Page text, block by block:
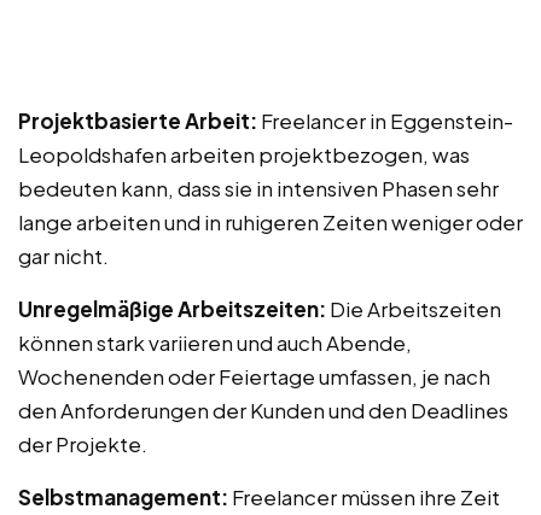
Projektbasierte Arbeit: Freelancer in Eggenstein-
Leopoldshafen arbeiten projektbezogen, was
bedeuten kann, dass sie in intensiven Phasen sehr
lange arbeiten und in ruhigeren Zeiten weniger oder
gar nicht.
Unregelmäßige Arbeitszeiten: Die Arbeitszeiten
können stark variieren und auch Abende,
Wochenenden oder Feiertage umfassen, je nach
den Anforderungen der Kunden und den Deadlines
der Projekte.
Selbstmanagement: Freelancer müssen ihre Zeit